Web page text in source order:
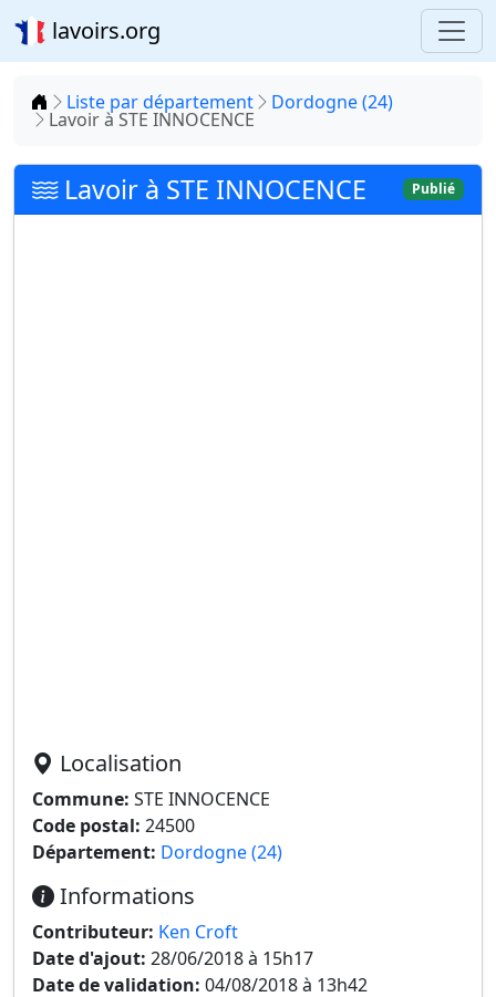
lavoirs.org
Accueil
Liste par département Dordogne (24)
Lavoir à STE INNOCENCE
Lavoir à STE INNOCENCE Publié
Localisation
Commune: STE INNOCENCE
Code postal: 24500
Département: Dordogne (24)
Informations
Contributeur: Ken Croft
Date d'ajout: 28/06/2018 à 15h17
Date de validation: 04/08/2018 à 13h42